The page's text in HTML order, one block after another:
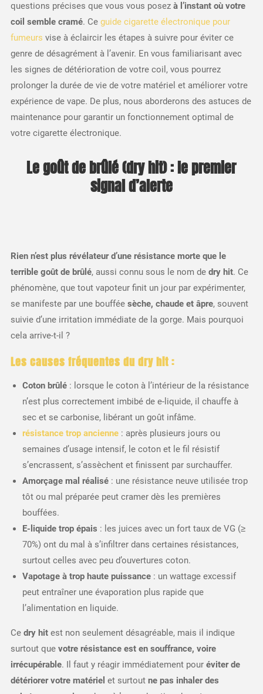
questions précises que vous vous posez à l’instant où votre
coil semble cramé. Ce guide cigarette électronique pour
fumeurs vise à éclaircir les étapes à suivre pour éviter ce
genre de désagrément à l’avenir. En vous familiarisant avec
les signes de détérioration de votre coil, vous pourrez
prolonger la durée de vie de votre matériel et améliorer votre
expérience de vape. De plus, nous aborderons des astuces de
maintenance pour garantir un fonctionnement optimal de
votre cigarette électronique.
Le goût de brûlé (dry hit) : le premier
signal d’alerte
Rien n’est plus révélateur d’une résistance morte que le
terrible goût de brûlé, aussi connu sous le nom de dry hit. Ce
phénomène, que tout vapoteur finit un jour par expérimenter,
se manifeste par une bouffée sèche, chaude et âpre, souvent
suivie d’une irritation immédiate de la gorge. Mais pourquoi
cela arrive-t-il ?
Les causes fréquentes du dry hit :
Coton brûlé: lorsque le coton à l’intérieur de la résistance
n’est plus correctement imbibé de e-liquide, il chauffe à
sec et se carbonise, libérant un goût infâme.
résistance trop ancienne: après plusieurs jours ou
semaines d’usage intensif, le coton et le fil résistif
s’encrassent, s’assèchent et finissent par surchauffer.
Amorçage mal réalisé: une résistance neuve utilisée trop
tôt ou mal préparée peut cramer dès les premières
bouffées.
E-liquide trop épais : les juices avec un fort taux de VG (≥
70%) ont du mal à s’infiltrer dans certaines résistances,
surtout celles avec peu d’ouvertures coton.
Vapotage à trop haute puissance: un wattage excessif
peut entraîner une évaporation plus rapide que
l’alimentation en liquide.
Ce dry hitest non seulement désagréable, mais il indique
surtout que votre résistance est en souffrance, voire
irrécupérable. Il faut y réagir immédiatement pour éviter de
détériorer votre matériel et surtout ne pas inhaler des